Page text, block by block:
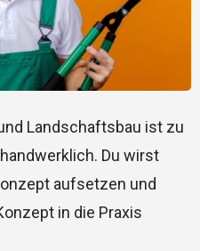
Landschaftsbau ist zu
Du wirst
aufsetzen und
in die Praxis